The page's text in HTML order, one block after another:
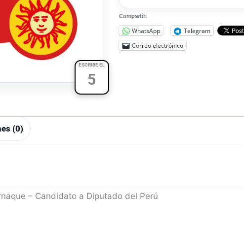
ESCRIBE EL
5
Compartir:
WhatsApp
Telegram
Correo electrónico
(0)
– Candidato a Diputado del Perú